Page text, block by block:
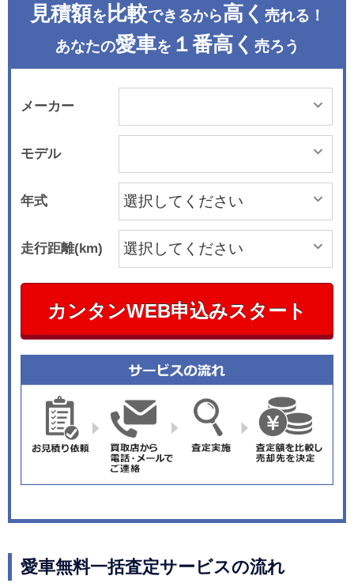
見積額を 比較できるから高く 売れる！
あなたの愛車を １番高く 売ろう
メーカー
モデル
年式
走行距離(km)
カンタンWEB申込みスタート
愛車無料一括査定サービスの流れ